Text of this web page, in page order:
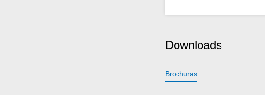
Downloads
Brochuras